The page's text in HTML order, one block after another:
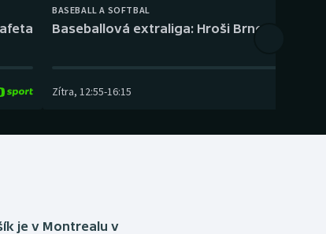
BASEBALL A SOFTBAL
Baseballová extraliga: Hroši Brno – Eagles
Zítra, 12:55-16:15
je v Montrealu v